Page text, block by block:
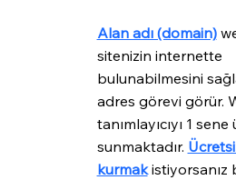
Alan adı (domain)
sitenizin internette
bulunabilmesini
adres görevi görür.
tanımlayıcıyı 1
sunmaktadır.
kurmak istiyorsanız